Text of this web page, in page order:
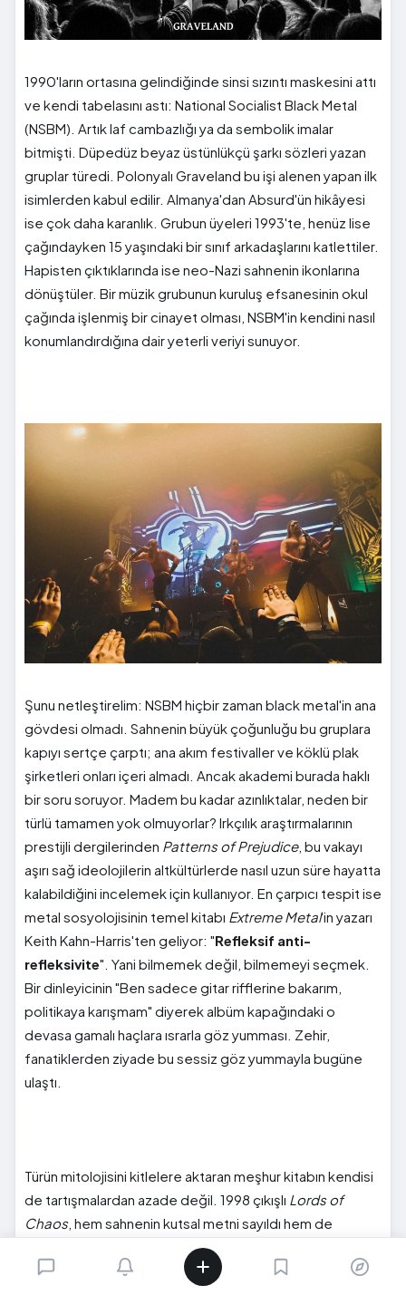
1990'ların ortasına gelindiğinde sinsi sızıntı maskesini attı
ve kendi tabelasını astı: National Socialist Black Metal
(NSBM). Artık laf cambazlığı ya da sembolik imalar
bitmişti. Düpedüz beyaz üstünlükçü şarkı sözleri yazan
gruplar türedi. Polonyalı Graveland bu işi alenen yapan ilk
isimlerden kabul edilir. Almanya'dan Absurd'ün hikâyesi
ise çok daha karanlık. Grubun üyeleri 1993'te, henüz lise
çağındayken 15 yaşındaki bir sınıf arkadaşlarını katlettiler.
Hapisten çıktıklarında ise neo-Nazi sahnenin ikonlarına
dönüştüler. Bir müzik grubunun kuruluş efsanesinin okul
çağında işlenmiş bir cinayet olması, NSBM'in kendini nasıl
konumlandırdığına dair yeterli veriyi sunuyor.
Şunu netleştirelim: NSBM hiçbir zaman black metal'in ana
gövdesi olmadı. Sahnenin büyük çoğunluğu bu gruplara
kapıyı sertçe çarptı; ana akım festivaller ve köklü plak
şirketleri onları içeri almadı. Ancak akademi burada haklı
bir soru soruyor. Madem bu kadar azınlıktalar, neden bir
türlü tamamen yok olmuyorlar? Irkçılık araştırmalarının
prestijli dergilerinden Patterns of Prejudice, bu vakayı
aşırı sağ ideolojilerin altkültürlerde nasıl uzun süre hayatta
kalabildiğini incelemek için kullanıyor. En çarpıcı tespit ise
metal sosyolojisinin temel kitabı Extreme Metal'in yazarı
Keith Kahn-Harris'ten geliyor: "Refleksif anti-
refleksivite". Yani bilmemek değil, bilmemeyi seçmek.
Bir dinleyicinin "Ben sadece gitar rifflerine bakarım,
politikaya karışmam" diyerek albüm kapağındaki o
devasa gamalı haçlara ısrarla göz yumması. Zehir,
fanatiklerden ziyade bu sessiz göz yummayla bugüne
ulaştı.
Türün mitolojisini kitlelere aktaran meşhur kitabın kendisi
de tartışmalardan azade değil. 1998 çıkışlı Lords of
Chaos, hem sahnenin kutsal metni sayıldı hem de
yazarlarından Michael Moynihan'ın aşırı sağ bağlantıları
sebebiyle yıllarca eleştirildi. Karanlığı kağıda döken elin